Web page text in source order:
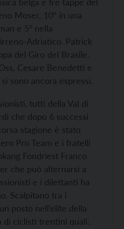
Moser, 10° in una
e 5° nella
Adriatico. Patrick
del Giro del Brasile.
Cesare Benedetti e
sono ancora espressi.
tutti della Val di
che dopo 6 successi
stagione è stato
Pro Team e i fratelli
Fondriest Franco
che può alternarsi a
e i dilettanti ha
Scalpitano tra i
posto nell’elite della
di ciclisti trentini quali: